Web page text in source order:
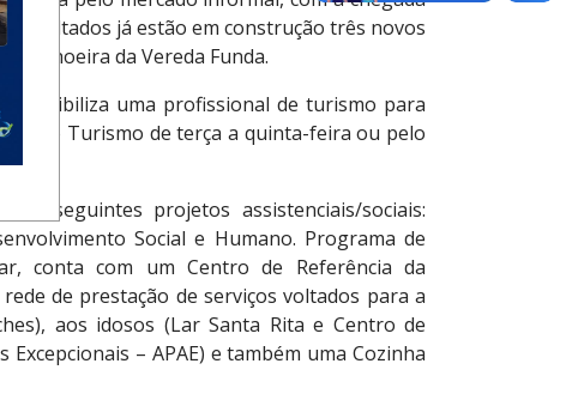
resultados já estão em construção três novos
Cachoeira da Vereda Funda.
uma profissional de turismo para
do Turismo de terça a quinta-feira ou pelo
os seguintes projetos assistenciais/sociais:
Social e Humano. Programa de
conta com um Centro de Referência da
de prestação de serviços voltados para a
aos idosos (Lar Santa Rita e Centro de
– APAE) e também uma Cozinha